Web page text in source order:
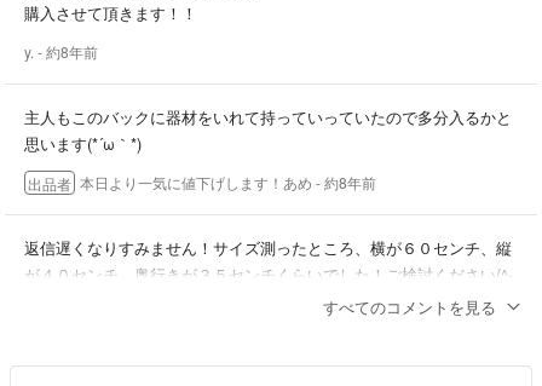
購入させて頂きます！！
y. - 約8年前
主人もこのバックに器材をいれて持っていっていたので多分入るかと
思います(*´ω｀*)
出品者 本日より一気に値下げします！あめ - 約8年前
返信遅くなりすみません！サイズ測ったところ、横が６０センチ、縦
が４０センチ、奥行きが３５センチくらいでした！ご検討ください(^-
すべてのコメントを見る